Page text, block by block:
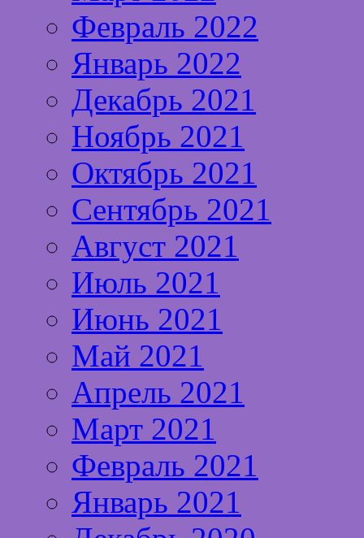
Февраль 2022
Январь 2022
Декабрь 2021
Ноябрь 2021
Октябрь 2021
Сентябрь 2021
Август 2021
Июль 2021
Июнь 2021
Май 2021
Апрель 2021
Март 2021
Февраль 2021
Январь 2021